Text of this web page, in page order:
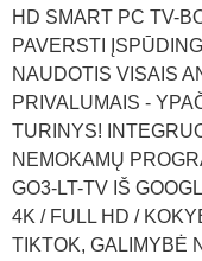
HD SMART PC TV-
PAVERSTI
NAUDOTIS VISAIS
PRIVALUMAIS -
TURINYS!
NEMOKAMŲ
GO3-LT-TV IŠ
4K / FULL HD /
TIKTOK, GALIMYBĖ